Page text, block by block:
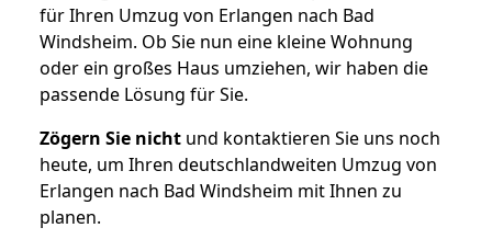
für Ihren Umzug von Erlangen nach Bad
Windsheim. Ob Sie nun eine kleine Wohnung
oder ein großes Haus umziehen, wir haben die
passende Lösung für Sie.
Zögern Sie nicht und kontaktieren Sie uns noch
heute, um Ihren deutschlandweiten Umzug von
Erlangen nach Bad Windsheim mit Ihnen zu
planen.